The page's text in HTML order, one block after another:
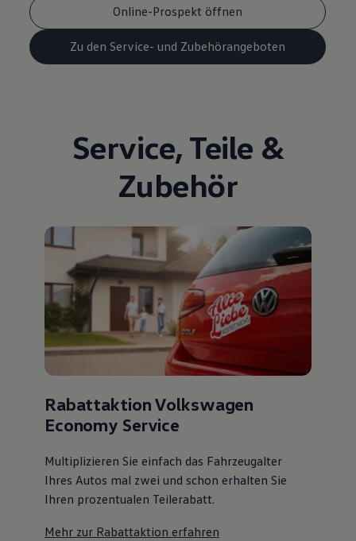
Online-Prospekt öffnen
Zu den Service- und Zubehörangeboten
Service, Teile &
Zubehör
Rabattaktion Volkswagen
Economy Service
Multiplizieren Sie einfach das Fahrzeugalter
Ihres Autos mal zwei und schon erhalten Sie
Ihren prozentualen Teilerabatt.
Mehr zur Rabattaktion erfahren